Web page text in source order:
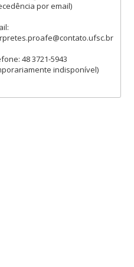
por email)
48 3721-5943
indisponível)